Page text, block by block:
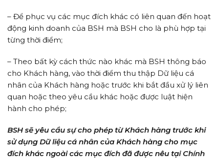
– Để phục vụ các mục đích khác có liên quan đến hoạt
động kinh doanh của BSH mà BSH cho là phù hợp tại
từng thời điểm;
– Theo bất kỳ cách thức nào khác mà BSH thông báo
cho Khách hàng, vào thời điểm thu thập Dữ liệu cá
nhân của Khách hàng hoặc trước khi bắt đầu xử lý liên
quan hoặc theo yêu cầu khác hoặc được luật hiện
hành cho phép;
BSH sẽ yêu cầu sự cho phép từ Khách hàng trước khi
sử dụng Dữ liệu cá nhân của Khách hàng cho mục
đích khác ngoài các mục đích đã được nêu tại Chính